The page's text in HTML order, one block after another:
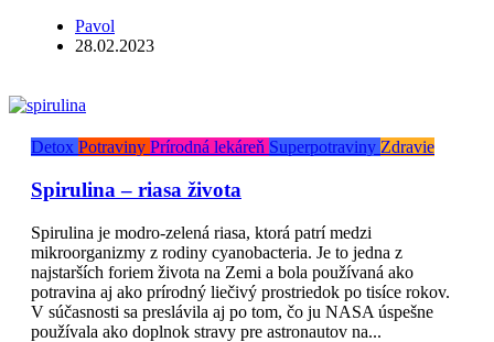
Pavol
28.02.2023
Detox Potraviny Prírodná lekáreň Superpotraviny Zdravie
Spirulina – riasa života
Spirulina je modro-zelená riasa, ktorá patrí medzi
mikroorganizmy z rodiny cyanobacteria. Je to jedna z
najstarších foriem života na Zemi a bola používaná ako
potravina aj ako prírodný liečivý prostriedok po tisíce rokov.
V súčasnosti sa preslávila aj po tom, čo ju NASA úspešne
používala ako doplnok stravy pre astronautov na...